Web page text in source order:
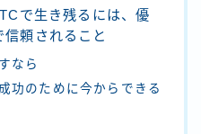
で生き残るには、優
頼されること
なら
功のために今からできる